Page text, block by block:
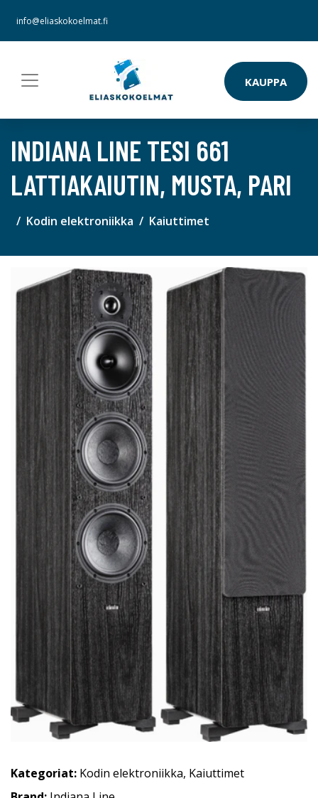
info@eliaskokoelmat.fi
KAUPPA
INDIANA LINE TESI 661
LATTIAKAIUTIN, MUSTA, PARI
Kodin elektroniikka Kaiuttimet
Kategoriat: Kodin elektroniikka, Kaiuttimet